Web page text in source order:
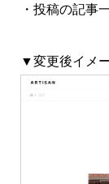
・投稿の記事
▼変更後イメ